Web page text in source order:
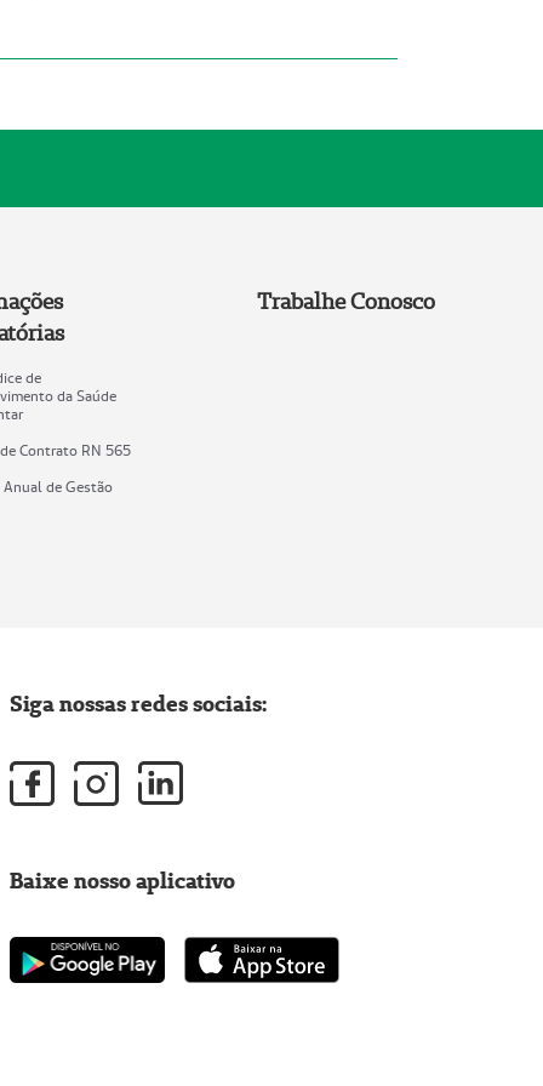
de
da Saúde
Contrato RN 565
de Gestão
Trabalhe Conosco
Siga nossas redes sociais:
Baixe nosso aplicativo